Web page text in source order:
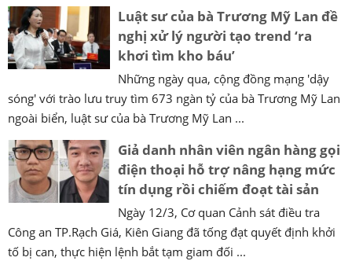
Luật sư của bà Trương Mỹ Lan đề
nghị xử lý người tạo trend ‘ra
khơi tìm kho báu’
Những ngày qua, cộng đồng mạng 'dậy
sóng' với trào lưu truy tìm 673 ngàn tỷ của bà Trương Mỹ Lan
ngoài biển, luật sư của bà Trương Mỹ Lan ...
Giả danh nhân viên ngân hàng gọi
điện thoại hỗ trợ nâng hạng mức
tín dụng rồi chiếm đoạt tài sản
Ngày 12/3, Cơ quan Cảnh sát điều tra
Công an TP.Rạch Giá, Kiên Giang đã tống đạt quyết định khởi
tố bị can, thực hiện lệnh bắt tạm giam đối ...